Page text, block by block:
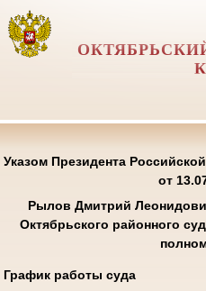
Указом Президента
от
Рылов Дмитрий
Октябрьского районного
График работы суда